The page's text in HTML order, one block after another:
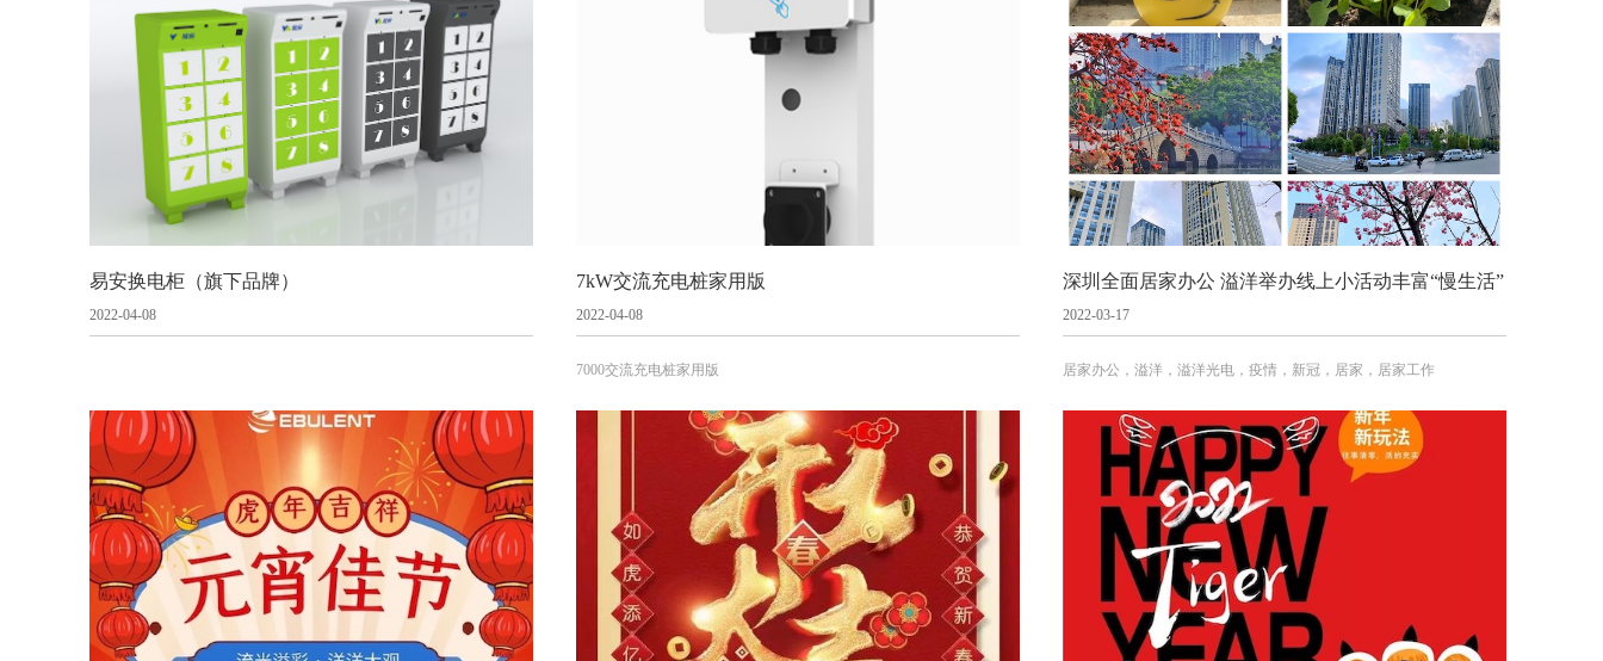
易安换电柜（旗下品牌）
2022-04-08
7kW交流充电桩家用版
2022-04-08
7000交流充电桩家用版
深圳全面居家办公 溢洋举办线上小活动丰富“慢生活”
2022-03-17
居家办公，溢洋，溢洋光电，疫情，新冠，居家，居家工作